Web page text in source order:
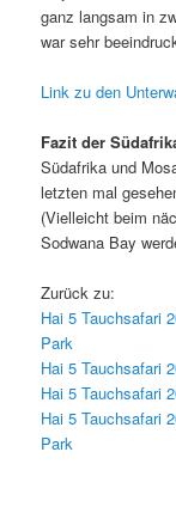
ganz langsam in
war sehr
Link zu den
Fazit der
Südafrika und
letzten mal
(Vielleicht beim
Sodwana Bay
Zurück zu:
Hai 5 Tauchsafari
Park
Hai 5 Tauchsafari
Hai 5 Tauchsafari
Hai 5 Tauchsafari
Park